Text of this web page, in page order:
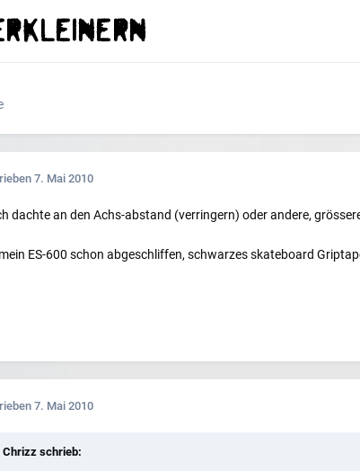
7. Mai 2010
dachte an den Achs-abstand (verringern) oder andere,
ES-600 schon abgeschliffen, schwarzes skateboard
7. Mai 2010
Chrizz schrieb: